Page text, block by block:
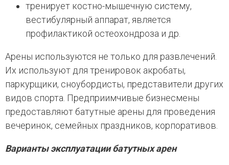
тренирует костно-мышечную систему,
вестибулярный аппарат, является
профилактикой остеохондроза и др.
Арены используются не только для развлечений.
Их используют для тренировок акробаты,
паркурщики, сноубордисты, представители других
видов спорта. Предприимчивые бизнесмены
предоставляют батутные арены для проведения
вечеринок, семейных праздников, корпоративов.
Варианты эксплуатации батутных арен